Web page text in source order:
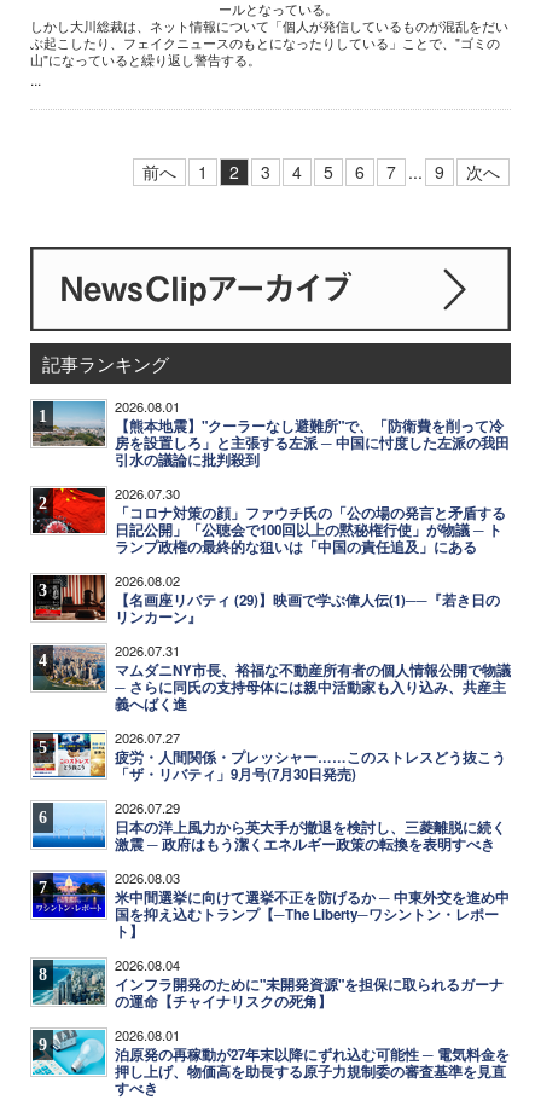
ールとなっている。
しかし大川総裁は、ネット情報について「個人が発信しているものが混乱をだい
ぶ起こしたり、フェイクニュースのもとになったりしている」ことで、"ゴミの
山"になっていると繰り返し警告する。
...
前へ 1 2 3 4 5 6 7 ... 9 次へ
記事ランキング
1 2026.08.01
【熊本地震】"クーラーなし避難所"で、「防衛費を削って冷
房を設置しろ」と主張する左派 ─ 中国に忖度した左派の我田
引水の議論に批判殺到
2 2026.07.30
「コロナ対策の顔」ファウチ氏の「公の場の発言と矛盾する
日記公開」「公聴会で100回以上の黙秘権行使」が物議 ─ ト
ランプ政権の最終的な狙いは「中国の責任追及」にある
3 2026.08.02
【名画座リバティ (29)】映画で学ぶ偉人伝(1)──『若き日の
リンカーン』
4 2026.07.31
マムダニNY市長、裕福な不動産所有者の個人情報公開で物議
─ さらに同氏の支持母体には親中活動家も入り込み、共産主
義へばく進
5 2026.07.27
疲労・人間関係・プレッシャー……このストレスどう抜こう
「ザ・リバティ」9月号(7月30日発売)
6 2026.07.29
日本の洋上風力から英大手が撤退を検討し、三菱離脱に続く
激震 ─ 政府はもう潔くエネルギー政策の転換を表明すべき
7 2026.08.03
米中間選挙に向けて選挙不正を防げるか ─ 中東外交を進め中
国を抑え込むトランプ【─The Liberty─ワシントン・レポー
ト】
8 2026.08.04
インフラ開発のために"未開発資源"を担保に取られるガーナ
の運命【チャイナリスクの死角】
9 2026.08.01
泊原発の再稼動が27年末以降にずれ込む可能性 ─ 電気料金を
押し上げ、物価高を助長する原子力規制委の審査基準を見直
すべき